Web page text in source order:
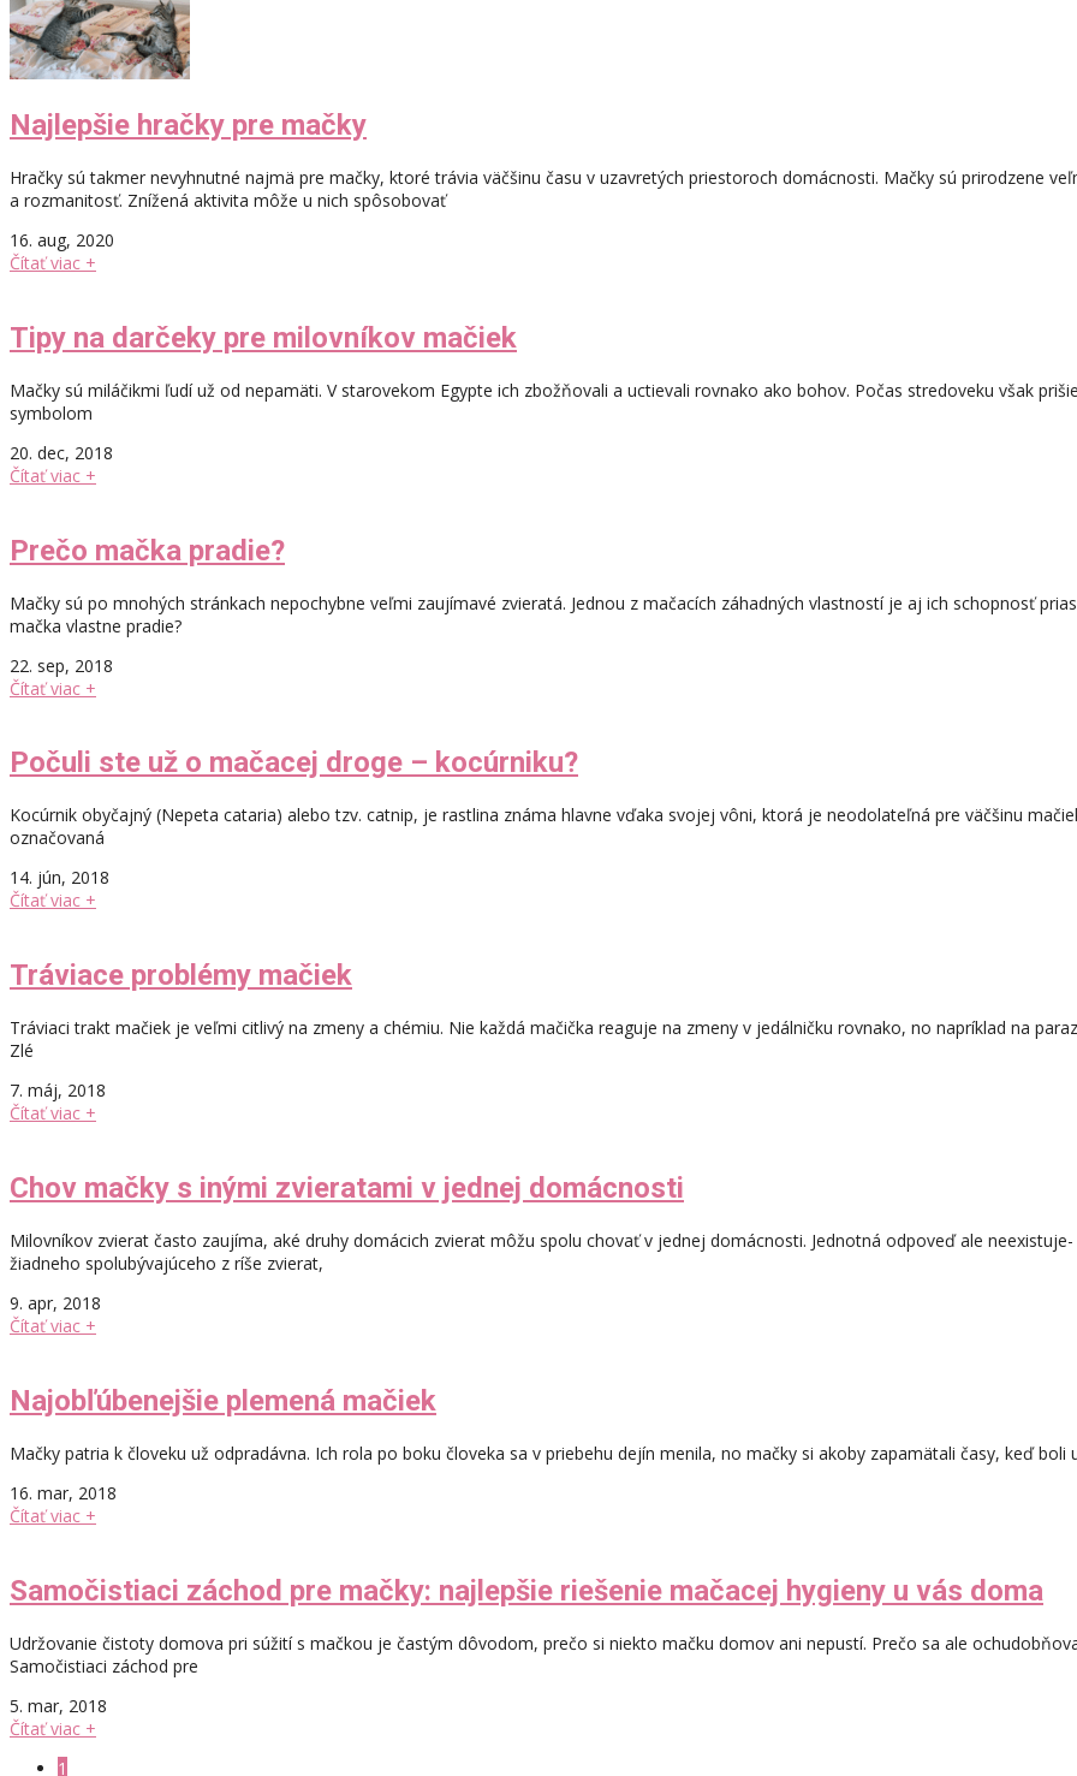
Najlepšie hračky pre mačky
Hračky sú takmer nevyhnutné najmä pre mačky, ktoré trávia väčšinu času v uzavretých priestoroch domácnosti. Mačky sú prirodzene
a rozmanitosť. Znížená aktivita môže u nich spôsobovať
16. aug, 2020
Čítať viac +
Tipy na darčeky pre milovníkov mačiek
Mačky sú miláčikmi ľudí už od nepamäti. V starovekom Egypte ich zbožňovali a uctievali rovnako ako bohov. Počas stredoveku však
symbolom
20. dec, 2018
Čítať viac +
Prečo mačka pradie?
Mačky sú po mnohých stránkach nepochybne veľmi zaujímavé zvieratá. Jednou z mačacích záhadných vlastností je aj ich schopnosť
mačka vlastne pradie?
22. sep, 2018
Čítať viac +
Počuli ste už o mačacej droge – kocúrniku?
Kocúrnik obyčajný (Nepeta cataria) alebo tzv. catnip, je rastlina známa hlavne vďaka svojej vôni, ktorá je neodolateľná pre väčšinu
označovaná
14. jún, 2018
Čítať viac +
Tráviace problémy mačiek
Tráviaci trakt mačiek je veľmi citlivý na zmeny a chémiu. Nie každá mačička reaguje na zmeny v jedálničku rovnako, no napríklad na
Zlé
7. máj, 2018
Čítať viac +
Chov mačky s inými zvieratami v jednej domácnosti
Milovníkov zvierat často zaujíma, aké druhy domácich zvierat môžu spolu chovať v jednej domácnosti. Jednotná odpoveď ale
žiadneho spolubývajúceho z ríše zvierat,
9. apr, 2018
Čítať viac +
Najobľúbenejšie plemená mačiek
Mačky patria k človeku už odpradávna. Ich rola po boku človeka sa v priebehu dejín menila, no mačky si akoby zapamätali časy, keď
16. mar, 2018
Čítať viac +
Samočistiaci záchod pre mačky: najlepšie riešenie mačacej hygieny u vás doma
Udržovanie čistoty domova pri súžití s mačkou je častým dôvodom, prečo si niekto mačku domov ani nepustí. Prečo sa ale
Samočistiaci záchod pre
5. mar, 2018
Čítať viac +
1